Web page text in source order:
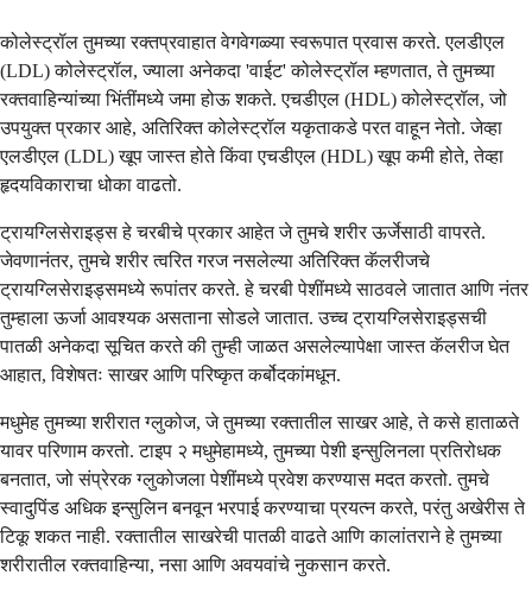
कोलेस्ट्रॉल तुमच्या रक्तप्रवाहात वेगवेगळ्या स्वरूपात प्रवास करते. एलडीएल
(LDL) कोलेस्ट्रॉल, ज्याला अनेकदा 'वाईट' कोलेस्ट्रॉल म्हणतात, ते तुमच्या
रक्तवाहिन्यांच्या भिंतींमध्ये जमा होऊ शकते. एचडीएल (HDL) कोलेस्ट्रॉल, जो
उपयुक्त प्रकार आहे, अतिरिक्त कोलेस्ट्रॉल यकृताकडे परत वाहून नेतो. जेव्हा
एलडीएल (LDL) खूप जास्त होते किंवा एचडीएल (HDL) खूप कमी होते, तेव्हा
हृदयविकाराचा धोका वाढतो.
ट्रायग्लिसेराइड्स हे चरबीचे प्रकार आहेत जे तुमचे शरीर ऊर्जेसाठी वापरते.
जेवणानंतर, तुमचे शरीर त्वरित गरज नसलेल्या अतिरिक्त कॅलरीजचे
ट्रायग्लिसेराइड्समध्ये रूपांतर करते. हे चरबी पेशींमध्ये साठवले जातात आणि नंतर
तुम्हाला ऊर्जा आवश्यक असताना सोडले जातात. उच्च ट्रायग्लिसेराइड्सची
पातळी अनेकदा सूचित करते की तुम्ही जाळत असलेल्यापेक्षा जास्त कॅलरीज घेत
आहात, विशेषतः साखर आणि परिष्कृत कर्बोदकांमधून.
मधुमेह तुमच्या शरीरात ग्लुकोज, जे तुमच्या रक्तातील साखर आहे, ते कसे हाताळते
यावर परिणाम करतो. टाइप २ मधुमेहामध्ये, तुमच्या पेशी इन्सुलिनला प्रतिरोधक
बनतात, जो संप्रेरक ग्लुकोजला पेशींमध्ये प्रवेश करण्यास मदत करतो. तुमचे
स्वादुपिंड अधिक इन्सुलिन बनवून भरपाई करण्याचा प्रयत्न करते, परंतु अखेरीस ते
टिकू शकत नाही. रक्तातील साखरेची पातळी वाढते आणि कालांतराने हे तुमच्या
शरीरातील रक्तवाहिन्या, नसा आणि अवयवांचे नुकसान करते.